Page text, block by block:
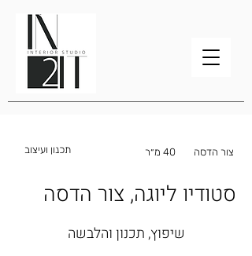
תכנון ועיצוב 40 מ״ר צור הדסה
סטודיו ליוגה, צור הדסה
שיפוץ, תכנון והלבשה